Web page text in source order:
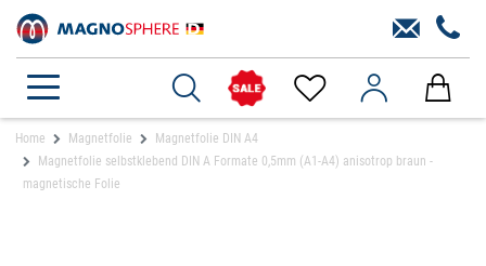
Home Magnetfolie
Magnetfolie DIN A4
Magnetfolie selbstklebend DIN A Formate 0,5mm (A1-A4) anisotrop braun -
magnetische Folie